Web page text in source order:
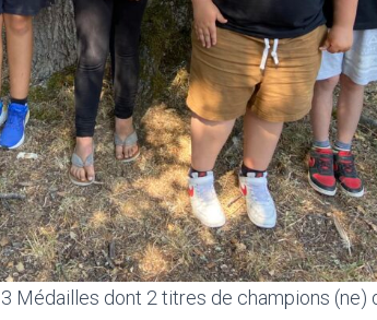
Médailles dont 2 titres de champions (ne)